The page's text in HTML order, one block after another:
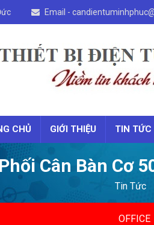
Email -
CHỦ GIỚI THIỆU TIN TỨC
Cân Bàn Cơ
Tin Tức
OFFICE